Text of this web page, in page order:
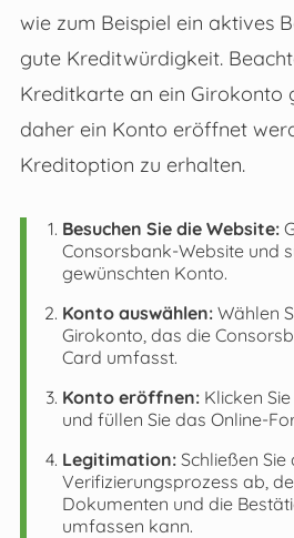
wie zum Beispiel ein aktives
gute Kreditwürdigkeit.
Kreditkarte an ein Girokonto
daher ein Konto eröffnet
Kreditoption zu erhalten.
Besuchen Sie die Website:
Consorsbank-Website und
gewünschten Konto.
Konto auswählen:Wählen
Girokonto, das die
Card umfasst.
Konto eröffnen:Klicken
und füllen Sie das Online-
Legitimation:Schließen Sie
Verifizierungsprozess ab,
Dokumenten und die
umfassen kann.